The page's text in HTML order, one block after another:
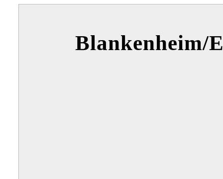
Blankenheim/